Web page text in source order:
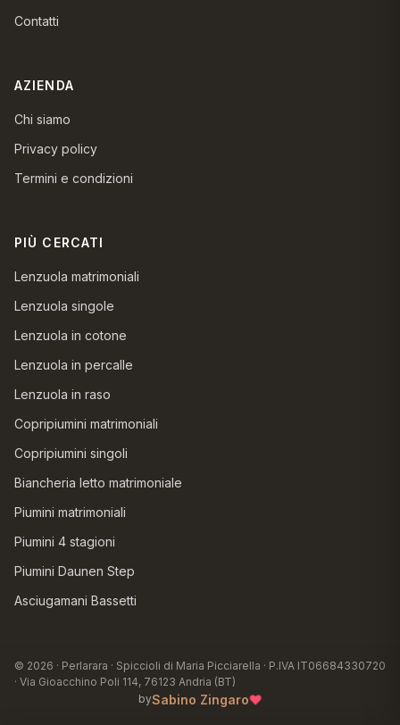
Contatti
AZIENDA
Chi siamo
Privacy policy
Termini e condizioni
PIÙ CERCATI
Lenzuola matrimoniali
Lenzuola singole
Lenzuola in cotone
Lenzuola in percalle
Lenzuola in raso
Copripiumini matrimoniali
Copripiumini singoli
Biancheria letto matrimoniale
Piumini matrimoniali
Piumini 4 stagioni
Piumini Daunen Step
Asciugamani Bassetti
© 2026 · Perlarara · Spiccioli di Maria Picciarella · P.IVA IT06684330720
· Via Gioacchino Poli 114, 76123 Andria (BT)
bySabino Zingaro♥